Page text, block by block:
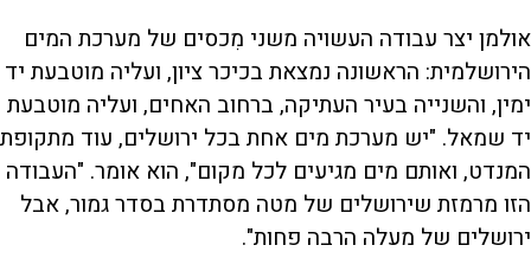
אולמן יצר עבודה העשויה משני מִכסים של מערכת המים
הירושלמית: הראשונה נמצאת בכיכר ציון, ועליה מוטבעת יד
ימין, והשנייה בעיר העתיקה, ברחוב האחים, ועליה מוטבעת
יד שמאל. "יש מערכת מים אחת בכל ירושלים, עוד מתקופת
המנדט, ואותם מים מגיעים לכל מקום", הוא אומר. "העבודה
הזו מרמזת שירושלים של מטה מסתדרת בסדר גמור, אבל
ירושלים של מעלה הרבה פחות".